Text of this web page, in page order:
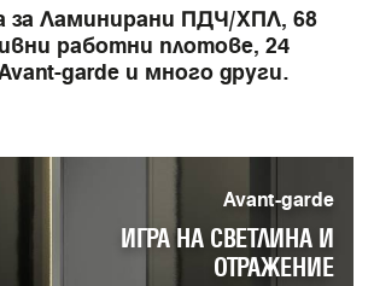
за Ламинирани ПДЧ/ХПЛ, 68
работни плотове, 24
garde и много други.
Avant-garde
ИГРА НА СВЕТЛИНА И
ОТРАЖЕНИЕ